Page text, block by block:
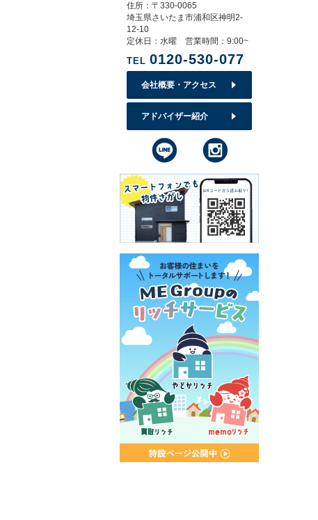
住所：〒330-0065
埼玉県さいたま市浦和区神明2-
12-10
定休日：水曜 営業時間：9:00~
TEL 0120-530-077
会社概要・アクセス
アドバイザー紹介